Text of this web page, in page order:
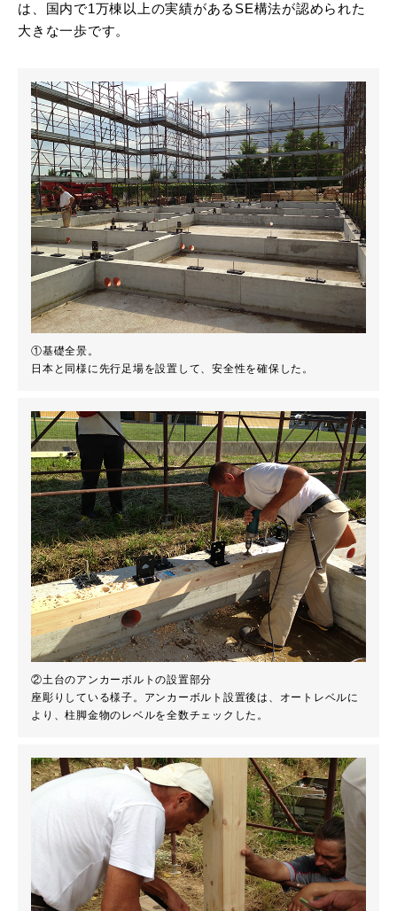
は、国内で1万棟以上の実績があるSE構法が認められた
大きな一歩です。
①基礎全景。
日本と同様に先行足場を設置して、安全性を確保した。
②土台のアンカーボルトの設置部分
座彫りしている様子。アンカーボルト設置後は、オートレベルに
より、柱脚金物のレベルを全数チェックした。